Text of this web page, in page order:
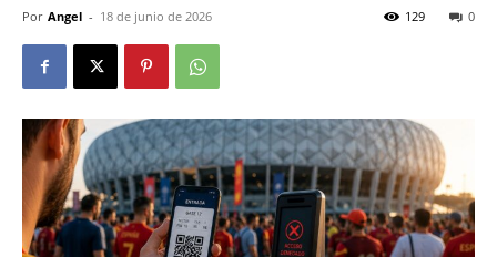
Por Angel - 18 de junio de 2026 0
129